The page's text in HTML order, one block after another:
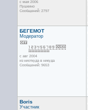
с мая 2006
Пушкино
Сообщений: 2797
БЕГЕМОТ
Модератор
с авг 2004
из ниоткуда в никуда
Сообщений: 9653
Boris
Участник